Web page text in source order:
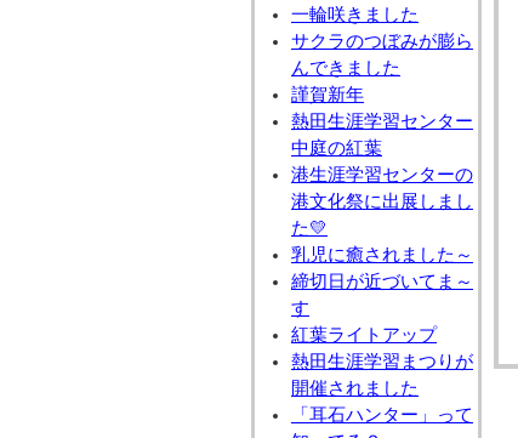
一輪咲きました
サクラのつぼみが膨ら
んできました
謹賀新年
熱田生涯学習センター
中庭の紅葉
港生涯学習センターの
港文化祭に出展しまし
た💛
乳児に癒されました～
締切日が近づいてま～
す
紅葉ライトアップ
熱田生涯学習まつりが
開催されました
「耳石ハンター」って